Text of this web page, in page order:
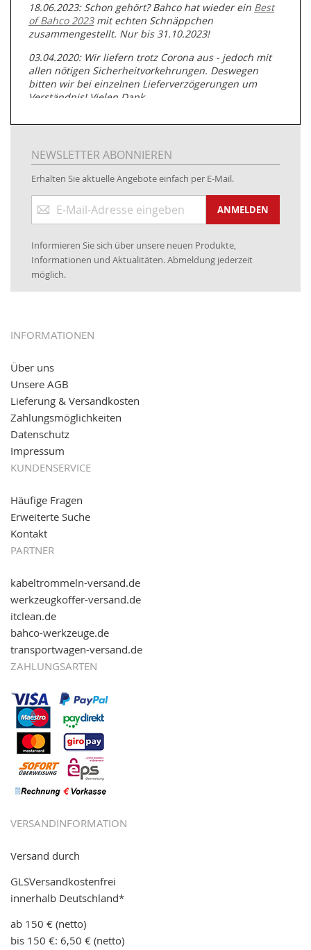
18.06.2023: Schon gehört? Bahco hat wieder ein Best
of Bahco 2023mit echten Schnäppchen
zusammengestellt. Nur bis 31.10.2023!
03.04.2020: Wir liefern trotz Corona aus - jedoch mit
allen nötigen Sicherheitvorkehrungen. Deswegen
bitten wir bei einzelnen Lieferverzögerungen um
Verständnis! Vielen Dank.
05.07.2019: Neuester Zugang zu unserer
Rohrbearbeitung
01.06.2019: Individuell
bedruckte Kabeltrommeln
www.kabeltrommeln-versand.de/Kabelbedruckung
04.11.2018: Überarbeitung der Corporate Identity (CI)
16.01.2017:JETZT NEU- Visa & MasterCard (inkl.
Maestro)
12.01.2017:JETZT NEU- giropay, SOFORT-Überweisung
05.09.2016: NEUE Topseller bei
11.08.2016: Gerade entsteht unser "neuer"
Partnershop
Online-Shop für einfaches Transportieren. Einfach
reinschauen...
NEWSLETTER ABONNIEREN
Erhalten Sie aktuelle Angebote einfach per E-Mail.
zum
ANMELDEN
Informieren Sie sich über unsere neuen Produkte,
Informationen und Aktualitäten. Abmeldung jederzeit
möglich.
INFORMATIONEN
Über uns
Unsere AGB
Lieferung & Versandkosten
Zahlungsmöglichkeiten
Datenschutz
Impressum
KUNDENSERVICE
Häufige Fragen
Erweiterte Suche
Kontakt
PARTNER
kabeltrommeln-versand.de
werkzeugkoffer-versand.de
itclean.de
bahco-werkzeuge.de
transportwagen-versand.de
ZAHLUNGSARTEN
VERSANDINFORMATION
Versand durch
GLSVersandkostenfrei
innerhalb Deutschland*
ab 150 € (netto)
bis 150 €: 6,50 € (netto)